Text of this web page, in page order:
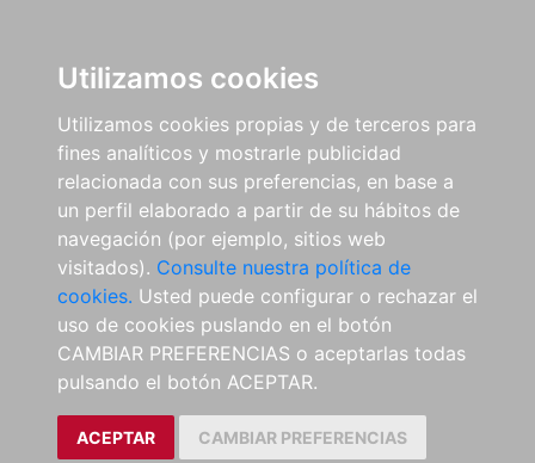
Utilizamos cookies
Utilizamos cookies propias y de terceros para
fines analíticos y mostrarle publicidad
relacionada con sus preferencias, en base a
un perfil elaborado a partir de su hábitos de
navegación (por ejemplo, sitios web
visitados). Consulte nuestra política de
cookies. Usted puede configurar o rechazar el
uso de cookies puslando en el botón
CAMBIAR PREFERENCIAS o aceptarlas todas
pulsando el botón ACEPTAR.
ACEPTAR CAMBIAR PREFERENCIAS